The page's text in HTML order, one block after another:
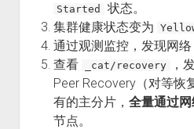
Started
状态。
集群健康状态变为
通过观测监控，发现网络
查看
_cat/recovery
，
Peer Recovery（对等恢
有的主分片， 全量通过网
节点。